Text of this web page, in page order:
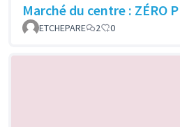
Marché du centre : ZÉRO
ETCHEPARE
2 0